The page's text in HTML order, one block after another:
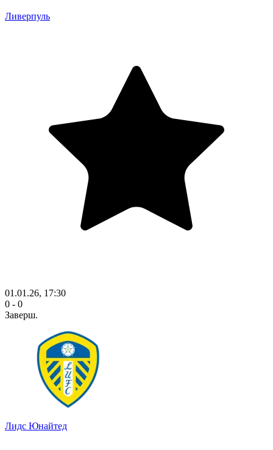
Ливерпуль
01.01.26, 17:30
0 - 0
Заверш.
Лидс Юнайтед